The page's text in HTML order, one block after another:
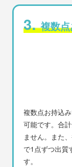
3. 複数
複数点お持込
可能です。合
ません。また
で1点ずつ出質
す。